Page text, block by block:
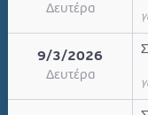
Δευτέρα
9/3/2026
Δευτέρα